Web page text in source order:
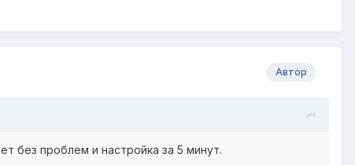
Автор
без проблем и настройка за 5 минут.